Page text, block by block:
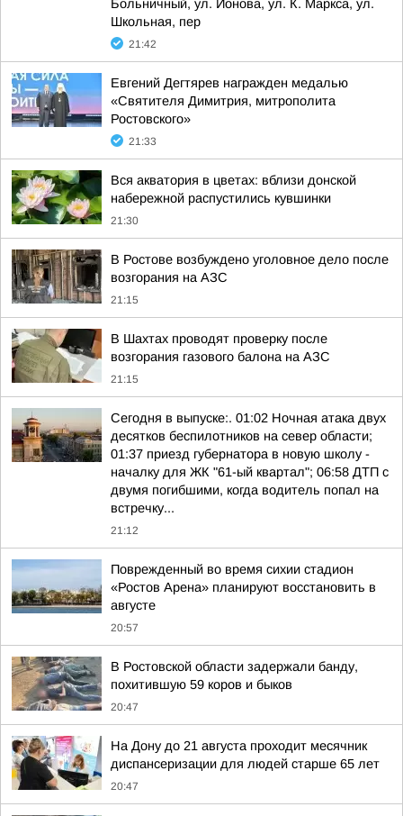
Больничный, ул. Ионова, ул. К. Маркса, ул.
Школьная, пер
21:42
Евгений Дегтярев награжден медалью
«Святителя Димитрия, митрополита
Ростовского»
21:33
Вся акватория в цветах: вблизи донской
набережной распустились кувшинки
21:30
В Ростове возбуждено уголовное дело после
возгорания на АЗС
21:15
В Шахтах проводят проверку после
возгорания газового балона на АЗС
21:15
Сегодня в выпуске:. 01:02 Ночная атака двух
десятков беспилотников на север области;
01:37 приезд губернатора в новую школу -
началку для ЖК "61-ый квартал"; 06:58 ДТП с
двумя погибшими, когда водитель попал на
встречку...
21:12
Поврежденный во время сихии стадион
«Ростов Арена» планируют восстановить в
августе
20:57
В Ростовской области задержали банду,
похитившую 59 коров и быков
20:47
На Дону до 21 августа проходит месячник
диспансеризации для людей старше 65 лет
20:47